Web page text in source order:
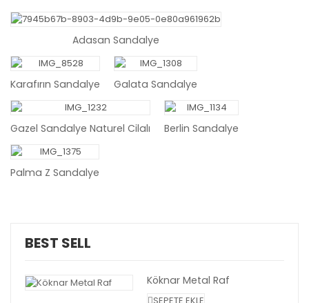
Adasan Sandalye
SEPETE EKLE
Karafırın Sandalye Galata Sandalye
Gazel Sandalye Naturel Cilalı Berlin Sandalye
SEPETE EKLE
Palma Z Sandalye
BEST SELL
Köknar Metal Raf